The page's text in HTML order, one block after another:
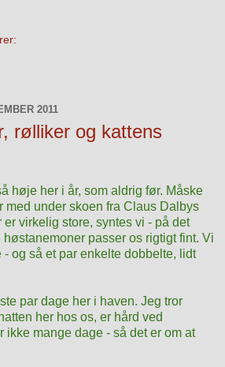
2011
rølliker og kattens
høje her i år, som aldrig før. Måske
med under skoen fra Claus Dalbys
er virkelig store, syntes vi - på det
høstanemoner passer os rigtigt fint. Vi
og så et par enkelte dobbelte, lidt
par dage her i haven. Jeg tror
her hos os, er hård ved
ikke mange dage - så det er om at